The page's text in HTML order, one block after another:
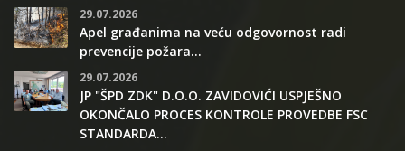
29.07.2026
Apel građanima na veću odgovornost radi
prevencije požara...
29.07.2026
JP "ŠPD ZDK" D.O.O. ZAVIDOVIĆI USPJEŠNO
OKONČALO PROCES KONTROLE PROVEDBE FSC
STANDARDA...